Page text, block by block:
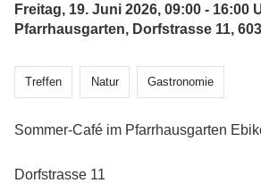
Freitag, 19. Juni 2026, 09:00 - 16:00
Pfarrhausgarten, Dorfstrasse 11,
Treffen Natur Gastronomie
Sommer-Café im Pfarrhausgarten
Dorfstrasse 11